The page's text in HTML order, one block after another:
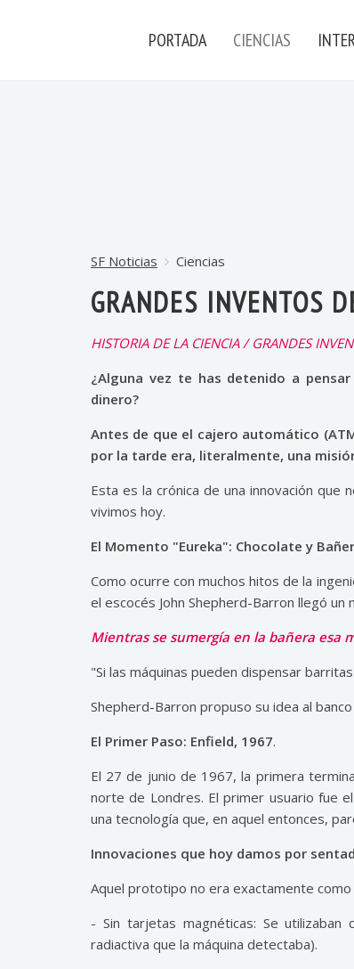
PORTADA CIENCIAS
SF Noticias Ciencias
GRANDES INVENTOS
HISTORIA DE LA CIENCIA / GRANDES
¿Alguna vez te has detenido a
dinero?
Antes de que el cajero automático
por la tarde era, literalmente, una
Esta es la crónica de una innovación
vivimos hoy.
El Momento "Eureka": Chocolate y
Como ocurre con muchos hitos de la
el escocés John Shepherd-Barron llegó
Mientras se sumergía en la bañera esa
"Si las máquinas pueden dispensar
Shepherd-Barron propuso su idea al
El Primer Paso: Enfield, 1967.
El 27 de junio de 1967, la primera
norte de Londres. El primer usuario fue
una tecnología que, en aquel entonces,
Innovaciones que hoy damos por
Aquel prototipo no era exactamente
- Sin tarjetas magnéticas: Se utilizaban
radiactiva que la máquina detectaba).